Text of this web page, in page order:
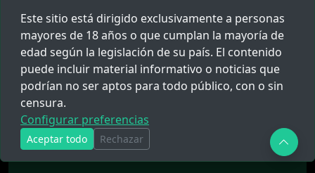
31ENE.26 10:11
2174
Este sitio está dirigido exclusivamente a personas
mayores de 18 años o que cumplan la mayoría de
edad según la legislación de su país. El contenido
puede incluir material informativo o noticias que
podrían no ser aptos para todo público, con o sin
censura.
Configurar preferencias
Aceptar todo Rechazar